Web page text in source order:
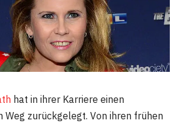
hat in ihrer Karriere einen
Weg zurückgelegt. Von ihren frühen